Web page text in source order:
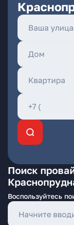
Поиск
Воспользуйтесь